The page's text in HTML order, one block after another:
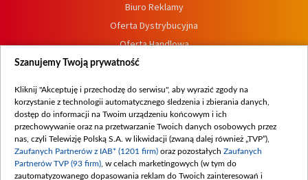
Biuro Reklamy
Oferta Dystrybucyjna
Oferta Handlowa
Dostępność
Procedura zgłoszeń wewnętrznych
Szanujemy Twoją prywatność
Kliknij "Akceptuję i przechodzę do serwisu", aby wyrazić zgody na
korzystanie z technologii automatycznego śledzenia i zbierania danych,
dostęp do informacji na Twoim urządzeniu końcowym i ich
przechowywanie oraz na przetwarzanie Twoich danych osobowych przez
nas, czyli Telewizję Polską S.A. w likwidacji (zwaną dalej również „TVP”),
Zaufanych Partnerów z IAB* (1201 firm) oraz pozostałych Zaufanych
Partnerów TVP (93 firm) , w celach marketingowych (w tym do
zautomatyzowanego dopasowania reklam do Twoich zainteresowań i